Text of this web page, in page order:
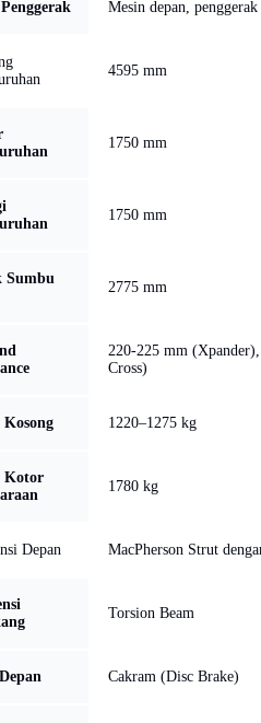
Mesin depan,
4595 mm
1750 mm
1750 mm
Sumbu
2775 mm
220-225 mm
Cross)
Kosong 1220–1275 kg
Kotor
1780 kg
Depan MacPherson Strut
Torsion Beam
Cakram (Disc Brake)